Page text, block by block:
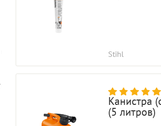
Stihl
Канистра
(5 литров)